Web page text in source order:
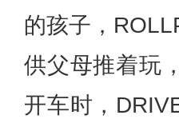
的孩子，
供父母推着玩
开车时，